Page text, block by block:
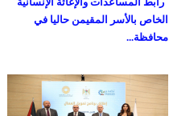
الخاص بالأسر المقيمن حاليا في
محافظة...